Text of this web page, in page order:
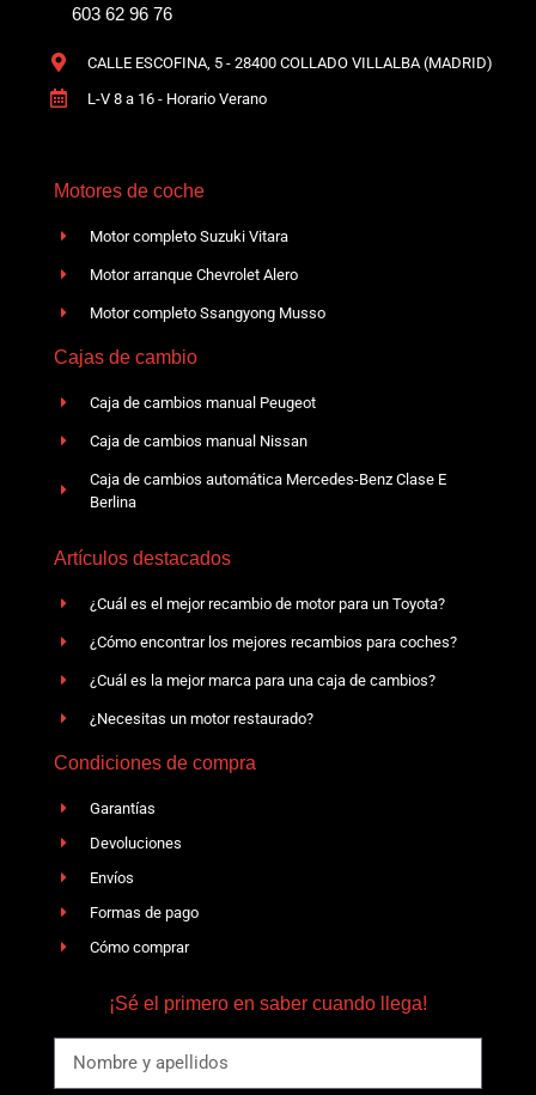
603 62 96 76
CALLE ESCOFINA, 5 - 28400 COLLADO VILLALBA (MADRID)
L-V 8 a 16 - Horario Verano
Motores de coche
Motor completo Suzuki Vitara
Motor arranque Chevrolet Alero
Motor completo Ssangyong Musso
Cajas de cambio
Caja de cambios manual Peugeot
Caja de cambios manual Nissan
Caja de cambios automática Mercedes-Benz Clase E
Berlina
Artículos destacados
¿Cuál es el mejor recambio de motor para un Toyota?
¿Cómo encontrar los mejores recambios para coches?
¿Cuál es la mejor marca para una caja de cambios?
¿Necesitas un motor restaurado?
Condiciones de compra
Garantías
Devoluciones
Envíos
Formas de pago
Cómo comprar
¡Sé el primero en saber cuando llega!